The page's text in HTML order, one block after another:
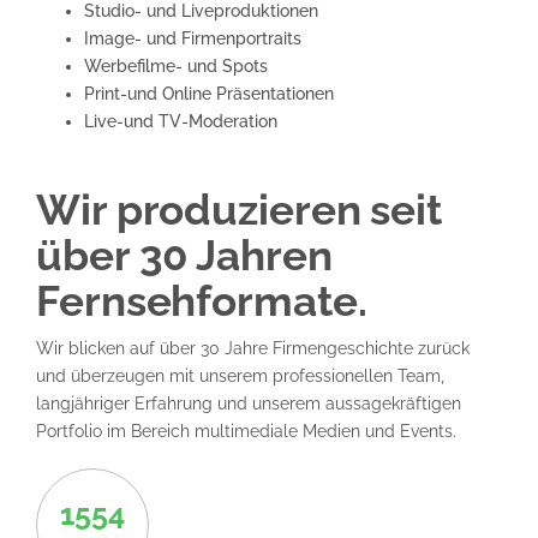
Studio- und Liveproduktionen
Image- und Firmenportraits
Werbefilme- und Spots
Print-und Online Präsentationen
Live-und TV-Moderation
Wir produzieren seit
über 30 Jahren
Fernsehformate.
Wir blicken auf über 30 Jahre Firmengeschichte zurück
und überzeugen mit unserem professionellen Team,
langjähriger Erfahrung und unserem aussagekräftigen
Portfolio im Bereich multimediale Medien und Events.
1554